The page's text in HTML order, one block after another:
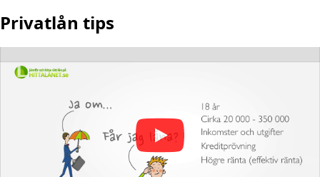
Privatlån tips